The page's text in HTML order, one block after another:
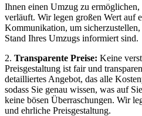
Ihnen einen Umzug zu
verläuft. Wir legen großen Wert auf
Kommunikation, um sicherzustellen,
Stand Ihres Umzugs informiert sind.
2. Transparente Preise: Keine
Preisgestaltung ist fair und
detailliertes Angebot, das alle
sodass Sie genau wissen, was auf
keine bösen Überraschungen. Wir
und ehrliche Preisgestaltung.